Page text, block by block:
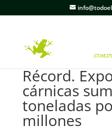
Récord.
cárnicas
toneladas
millones